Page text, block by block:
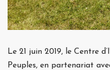
Le 21 juin 2019, le Centre
Peuples, en partenariat